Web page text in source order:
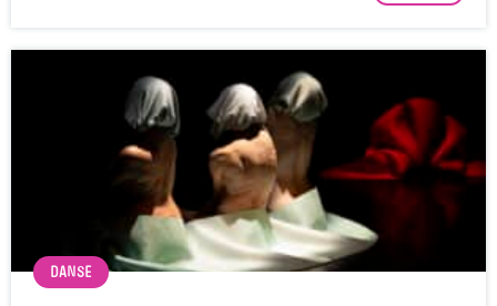
DANSE